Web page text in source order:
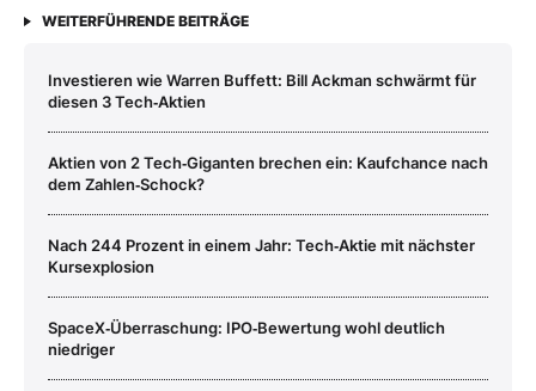
WEITERFÜHRENDE BEITRÄGE
Investieren wie Warren Buffett: Bill Ackman schwärmt für
diesen 3 Tech‑Aktien
Aktien von 2 Tech‑Giganten brechen ein: Kaufchance nach
dem Zahlen‑Schock?
Nach 244 Prozent in einem Jahr: Tech‑Aktie mit nächster
Kursexplosion
SpaceX‑Überraschung: IPO‑Bewertung wohl deutlich
niedriger